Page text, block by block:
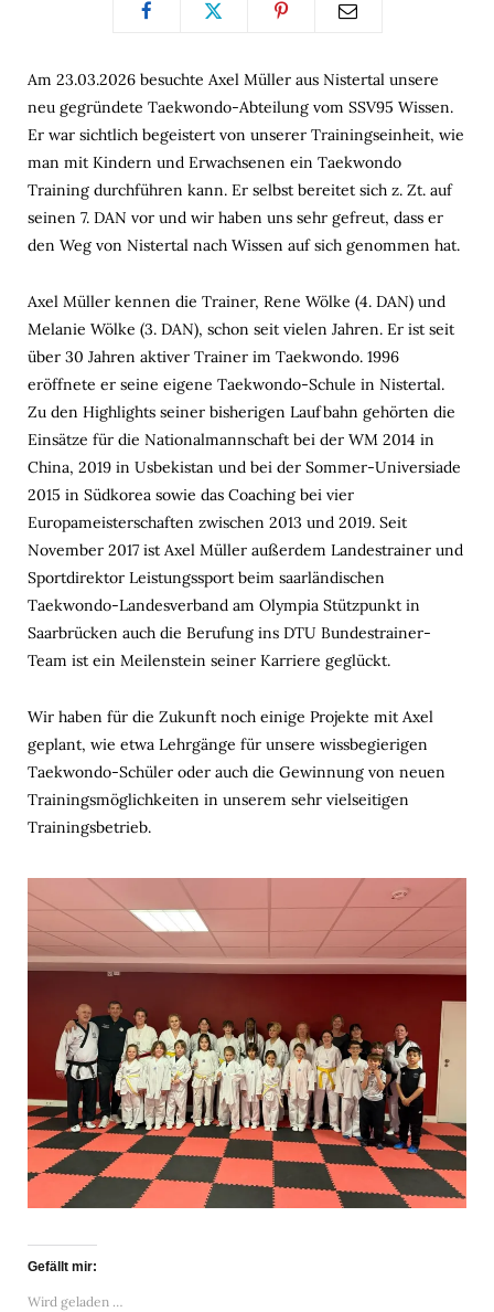
Am 23.03.2026 besuchte Axel Müller aus Nistertal unsere
neu gegründete Taekwondo-Abteilung vom SSV95 Wissen.
Er war sichtlich begeistert von unserer Trainingseinheit, wie
man mit Kindern und Erwachsenen ein Taekwondo
Training durchführen kann. Er selbst bereitet sich z. Zt. auf
seinen 7. DAN vor und wir haben uns sehr gefreut, dass er
den Weg von Nistertal nach Wissen auf sich genommen hat.
Axel Müller kennen die Trainer, Rene Wölke (4. DAN) und
Melanie Wölke (3. DAN), schon seit vielen Jahren. Er ist seit
über 30 Jahren aktiver Trainer im Taekwondo. 1996
eröffnete er seine eigene Taekwondo-Schule in Nistertal.
Zu den Highlights seiner bisherigen Laufbahn gehörten die
Einsätze für die Nationalmannschaft bei der WM 2014 in
China, 2019 in Usbekistan und bei der Sommer-Universiade
2015 in Südkorea sowie das Coaching bei vier
Europameisterschaften zwischen 2013 und 2019. Seit
November 2017 ist Axel Müller außerdem Landestrainer und
Sportdirektor Leistungssport beim saarländischen
Taekwondo-Landesverband am Olympia Stützpunkt in
Saarbrücken auch die Berufung ins DTU Bundestrainer-
Team ist ein Meilenstein seiner Karriere geglückt.
Wir haben für die Zukunft noch einige Projekte mit Axel
geplant, wie etwa Lehrgänge für unsere wissbegierigen
Taekwondo-Schüler oder auch die Gewinnung von neuen
Trainingsmöglichkeiten in unserem sehr vielseitigen
Trainingsbetrieb.
Gefällt mir:
Wird geladen …